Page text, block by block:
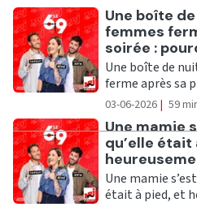
Ecouter
Une boîte
femmes
soirée :
Une boîte de
ferme après sa
03-06-2026 | 59
Ecouter
Une mamie
qu’elle était
Une mamie
était à pied, et